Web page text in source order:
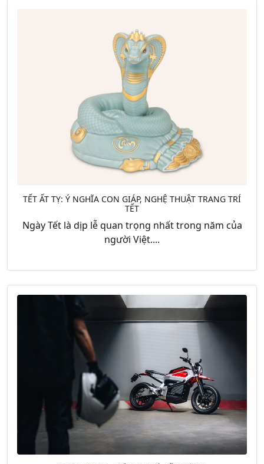
TẾT ẤT TỴ: Ý NGHĨA CON GIÁP, NGHỆ THUẬT TRANG TRÍ
TẾT
Ngày Tết là dịp lễ quan trọng nhất trong năm của
người Việt....